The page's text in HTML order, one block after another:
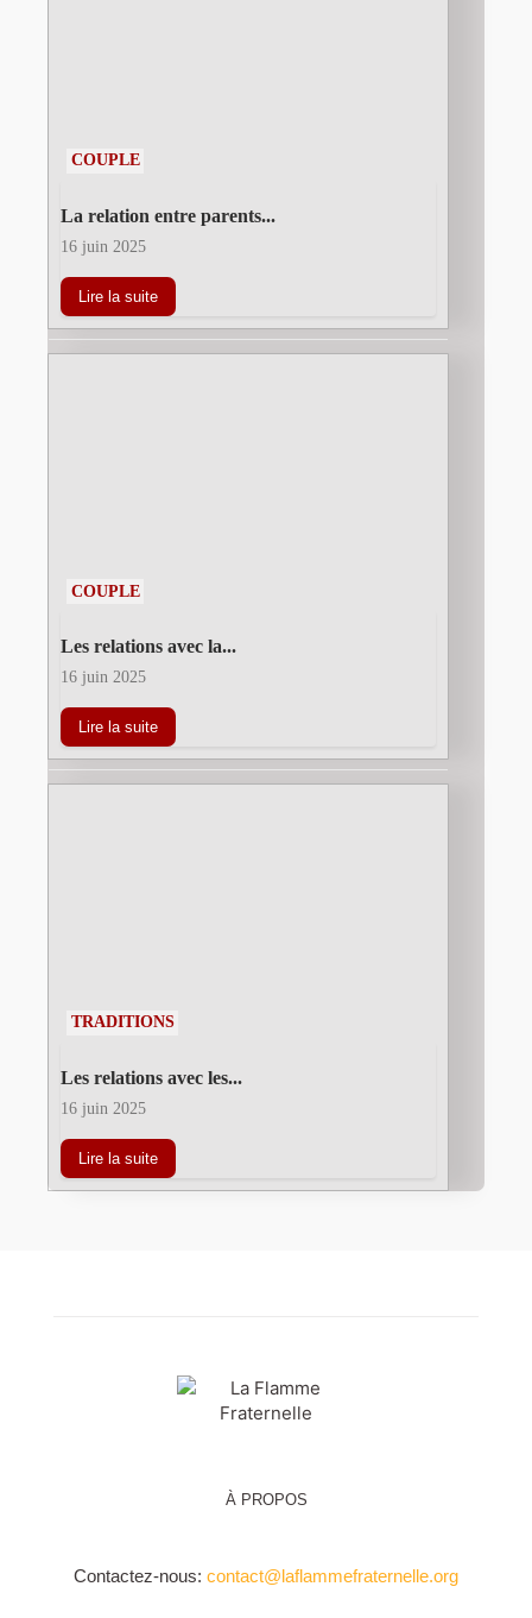
COUPLE
La relation entre parents...
16 juin 2025
Lire la suite
COUPLE
Les relations avec la...
16 juin 2025
Lire la suite
TRADITIONS
Les relations avec les...
16 juin 2025
Lire la suite
À PROPOS
Contactez-nous: contact@laflammefraternelle.org